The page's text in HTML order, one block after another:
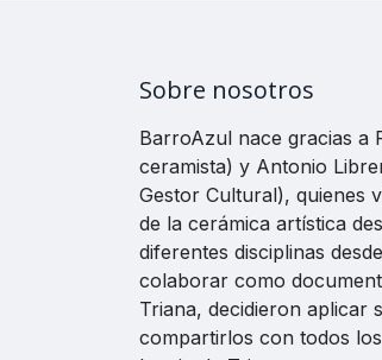
Sobre nosotros
BarroAzul nace gracias a
ceramista) y Antonio
Gestor Cultural), quienes
de la cerámica artística
diferentes disciplinas
colaborar como
Triana, decidieron aplicar
compartirlos con todos